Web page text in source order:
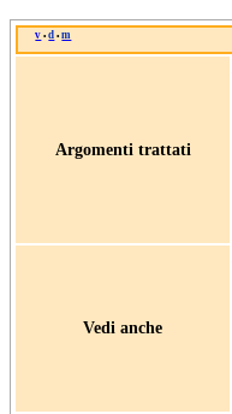
v • d • m
Argomenti trattati
Vedi anche